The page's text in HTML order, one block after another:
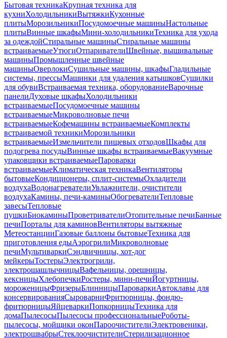
Бытовая техникаКрупная техника для
кухниХолодильникиВытяжкиКухонные
плитыМорозильникиПосудомоечные машиныНастольные
плитыВинные шкафыМини-холодильникиТехника для ухода
за одеждойСтиральные машиныСтиральные машины
встраиваемыеУтюгиОтпаривателиШвейные, вышивальные
машиныПромышленные швейные
машиныОверлокиСушильные машины, шкафыГладильные
системы, прессыМашинки для удаления катышковСушилки
для обувиВстраиваемая техника, оборудованиеВарочные
панелиДуховые шкафыХолодильники
встраиваемыеПосудомоечные машины
встраиваемыеМикроволновые печи
встраиваемыеКофемашины встраиваемыеКомплекты
встраиваемой техникиМорозильники
встраиваемыеИзмельчители пищевых отходовШкафы для
подогрева посудыВинные шкафы встраиваемыеВакуумные
упаковщики встраиваемыеПароварки
встраиваемыеКлиматическая техникаВентиляторы
бытовыеКондиционеры, сплит-системыОхладители
воздухаВодонагревателиУвлажнители, очистители
воздухаКамины, печи-каминыОбогревателиТепловые
завесыТепловые
пушкиБиокаминыПроветривателиОтопительные печиБанные
печиПорталы для каминовВентиляторы вытяжные
МетеостанцииГазовые баллоны бытовыеТехника для
приготовления едыАэрогрилиМикроволновые
печиМультиваркиСэндвичницы, хот-дог
мейкерыТостерыЭлектрогрили,
электрошашлычницыВафельницы, орешницы,
кексницыХлебопечкиРостеры, мини-печиЙогуртницы,
мороженицыФризерыБлинницыПароваркиАвтоклавы для
консервированияСыроварниФритюрницы, фондю-
фритюрницыЯйцеваркиПопкорницыТехника для
домаПылесосыПылесосы профессиональныеРоботы-
пылесосы, мойщики оконПароочистителиЭлектровеники,
электрошвабрыСтеклоочистителиСтерилизационное